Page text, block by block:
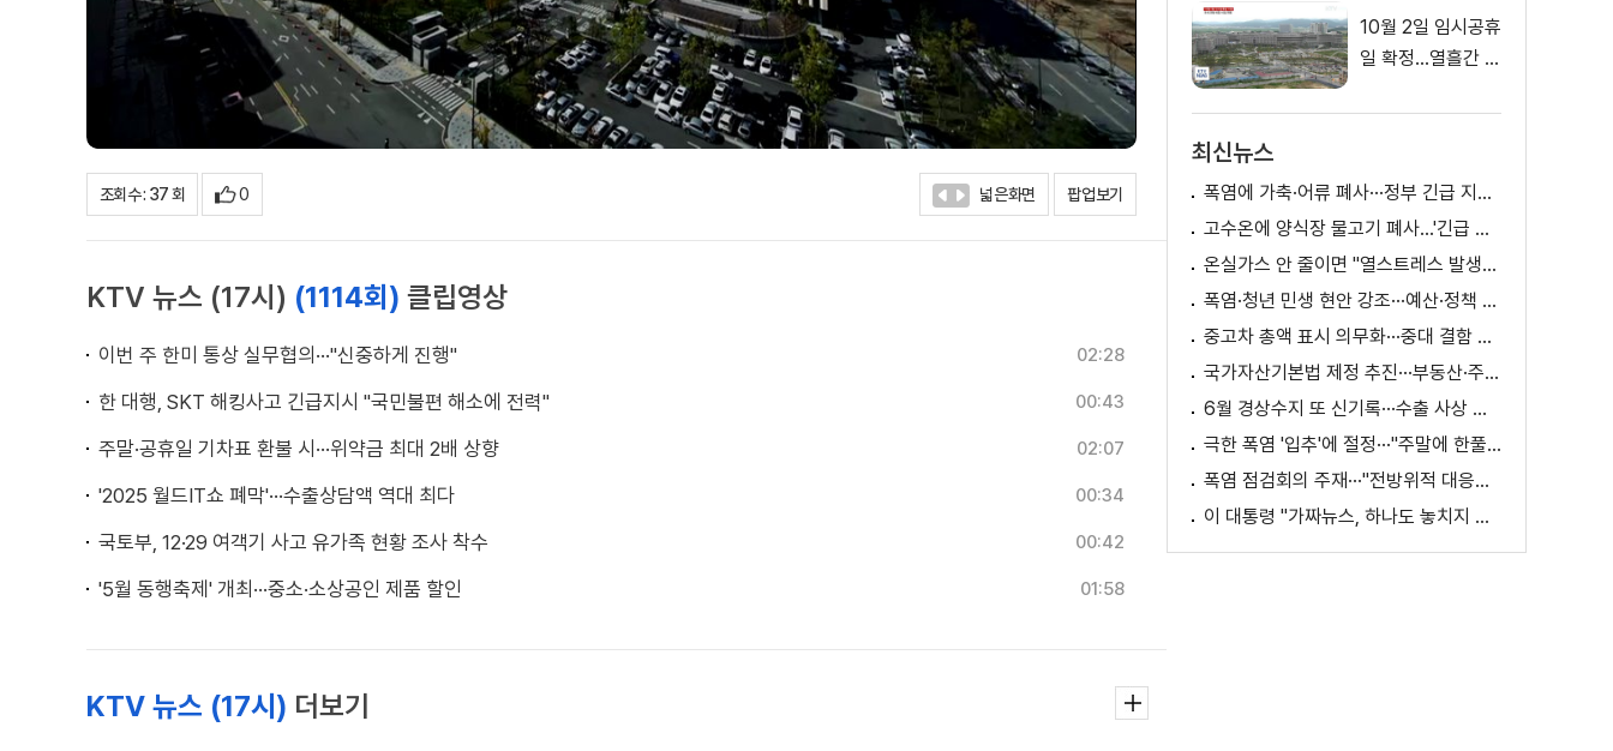
조회수 : 37 회 0 넓은화면 팝업보기
KTV 뉴스 (17시) (1114회) 클립영상
이번 주 한미 통상 실무협의···"신중하게 진행" 02:28
한 대행, SKT 해킹사고 긴급지시 "국민불편 해소에 전력" 00:43
주말·공휴일 기차표 환불 시···위약금 최대 2배 상향 02:07
'2025 월드IT쇼 폐막'···수출상담액 역대 최다 00:34
국토부, 12·29 여객기 사고 유가족 현황 조사 착수 00:42
'5월 동행축제' 개최···중소·소상공인 제품 할인 01:58
KTV 뉴스 (17시) 더보기
10월 2일 임시공휴
일 확정…열흘간 황
최신뉴스
폭염에 가축·어류 폐사···정부 긴급 지원책 마련
고수온에 양식장 물고기 폐사...'긴급 방류' 지원
온실가스 안 줄이면 "열스트레스 발생일 29배 증가"
폭염·청년 민생 현안 강조···예산·정책 방향 제시
중고차 총액 표시 의무화···중대 결함 시 '계약 해제'
국가자산기본법 제정 추진···부동산·주식 등 통합 관리
6월 경상수지 또 신기록···수출 사상 첫 1천억 달러
극한 폭염 '입추'에 절정···"주말에 한풀 꺾인다"
폭염 점검회의 주재···"전방위적 대응체계 가동"
이 대통령 "가짜뉴스, 하나도 놓치지 말고 바로잡아야"